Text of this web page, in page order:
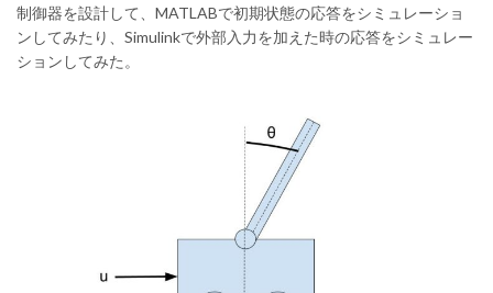
制御器を設計して、MATLABで初期状態の応答をシミュレーショ
ンしてみたり、Simulinkで外部入力を加えた時の応答をシミュレー
ションしてみた。